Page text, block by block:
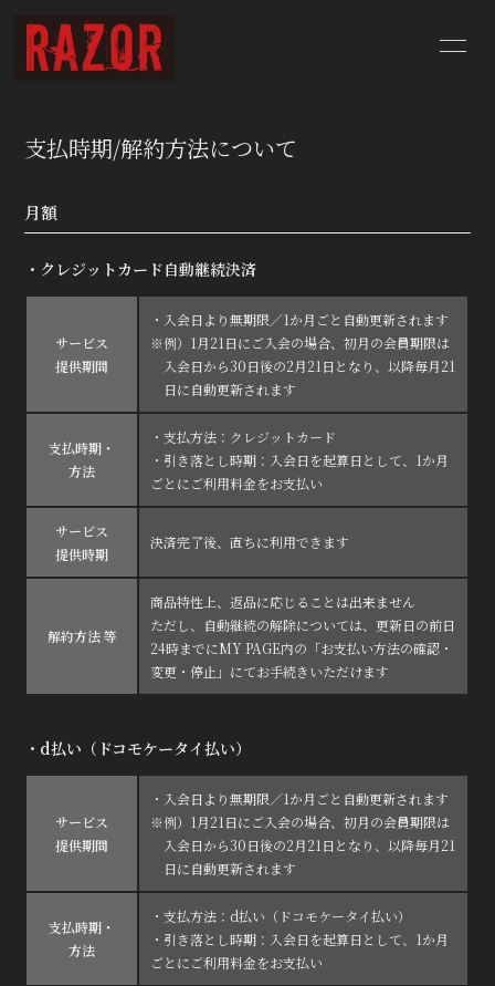
SCHEDULE
DISCOGRAPHY
YouTube
CONTACT
BLOG
Q&A
会員登録 ログイン
支払時期/解約方法について
月額
・クレジットカード自動継続決済
サービス
提供期間
・入会日より無期限／1か月ごと自動更新されます
※例）1月21日にご入会の場合、初月の会員期限は
入会日から30日後の2月21日となり、以降毎月21
日に自動更新されます
支払時期・
方法
・支払方法：クレジットカード
・引き落とし時期：入会日を起算日として、1か月
ごとにご利用料金をお支払い
サービス
提供時期
決済完了後、直ちに利用できます
解約方法 等
商品特性上、返品に応じることは出来ません
ただし、自動継続の解除については、更新日の前日
24時までにMY PAGE内の「お支払い方法の確認・
変更・停止」にてお手続きいただけます
・d払い（ドコモケータイ払い）
サービス
提供期間
・入会日より無期限／1か月ごと自動更新されます
※例）1月21日にご入会の場合、初月の会員期限は
入会日から30日後の2月21日となり、以降毎月21
日に自動更新されます
支払時期・
方法
・支払方法：d払い（ドコモケータイ払い）
・引き落とし時期：入会日を起算日として、1か月
ごとにご利用料金をお支払い